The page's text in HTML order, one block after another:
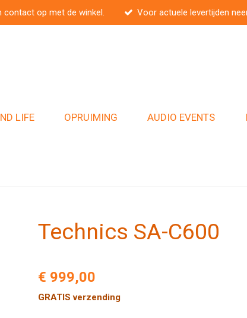
contact op met de winkel. Voor actuele levertijden
LIFE OPRUIMING AUDIO EVENTS
Technics SA-C600
€ 999,00
GRATIS verzending